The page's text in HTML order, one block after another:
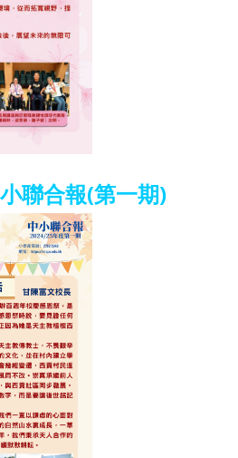
聯合報(第一期)